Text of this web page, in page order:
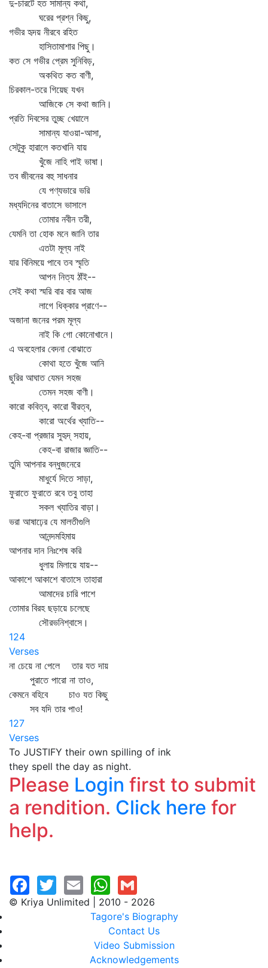
দু-চারটে হত সামান্য কথা,
ঘরের প্রশ্ন কিছু,
গভীর হৃদয় নীরবে রহিত
হাসিতামাশার পিছু।
কত সে গভীর প্রেম সুনিবিড়,
অকথিত কত বাণী,
চিরকাল-তরে গিয়েছ যখন
আজিকে সে কথা জানি।
প্রতি দিবসের তুচ্ছ খেয়ালে
সামান্য যাওয়া-আসা,
সেটুকু হারালে কতখানি যায়
খুঁজে নাহি পাই ভাষা।
তব জীবনের বহু সাধনার
যে পণ্যভারে ভরি
মধ্যদিনের বাতাসে ভাসালে
তোমার নবীন তরী,
যেমনি তা হোক মনে জানি তার
এতটা মূল্য নাই
যার বিনিময়ে পাবে তব স্মৃতি
আপন নিত্য ঠাঁই--
সেই কথা স্মরি বার বার আজ
লাগে ধিক্‌কার প্রাণে--
অজানা জনের পরম মূল্য
নাই কি গো কোনোখানে।
এ অবহেলার বেদনা বোঝাতে
কোথা হতে খুঁজে আনি
ছুরির আঘাত যেমন সহজ
তেমন সহজ বাণী।
কারো কবিত্ব, কারো বীরত্ব,
কারো অর্থের খ্যাতি--
কেহ-বা প্রজার সুহৃদ্‌ সহায়,
কেহ-বা রাজার জ্ঞাতি--
তুমি আপনার বন্ধুজনেরে
মাধুর্যে দিতে সাড়া,
ফুরাতে ফুরাতে রবে তবু তাহা
সকল খ্যাতির বাড়া।
ভরা আষাঢ়ের যে মালতীগুলি
আনন্দমহিমায়
আপনার দান নিঃশেষ করি
ধুলায় মিলায়ে যায়--
আকাশে আকাশে বাতাসে তাহারা
আমাদের চারি পাশে
তোমার বিরহ ছড়ায়ে চলেছে
সৌরভনিশ্বাসে।
124
Verses
না চেয়ে না পেলে তার যত দায়
পুরাতে পারো না তাও,
কেমনে বহিবে চাও যত কিছু
সব যদি তার পাও!
127
Verses
To JUSTIFY their own spilling of ink
they spell the day as night.
Please Login first to submit
a rendition. Click here for
help.
© Kriya Unlimited | 2010 - 2026
Tagore's Biography
Contact Us
Video Submission
Acknowledgements